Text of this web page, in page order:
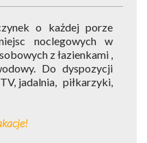
o każdej porze
noclegowych w
z łazienkami ,
Do dyspozycji
jadalnia, piłkarzyki,